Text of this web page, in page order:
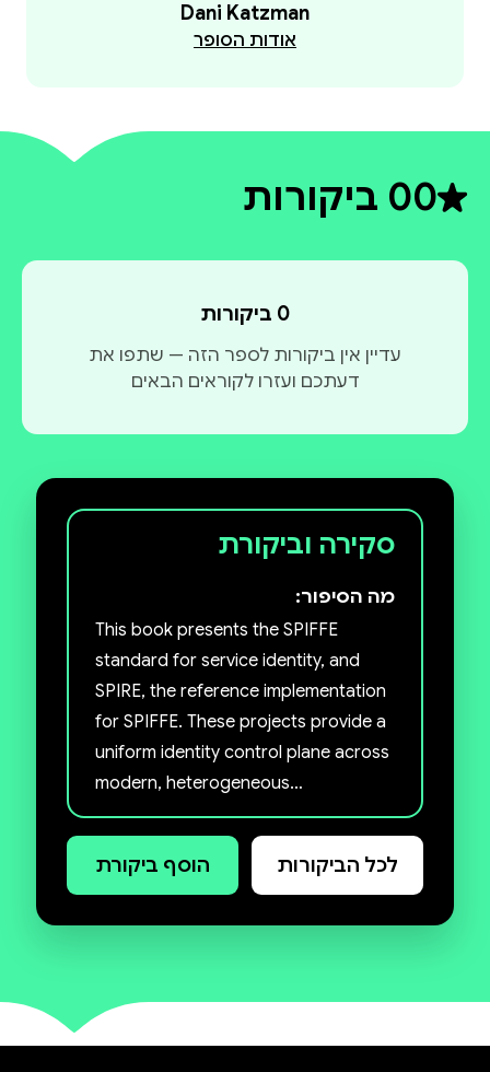
Dani Katzman
אודות הסופר
0דירוג ממוצע 0 מתוך 5
0 ביקורות
0 ביקורות
עדיין אין ביקורות לספר הזה — שתפו את
דעתכם ועזרו לקוראים הבאים
סקירה וביקורת
מה הסיפור:
This book presents the SPIFFE
standard for service identity, and
SPIRE, the reference implementation
for SPIFFE. These projects provide a
uniform identity control plane across
modern, heterogeneous
infrastructure. Both projects are
open source and are part of the
Cloud Native Computing Foundation
technologies, their security models
לכל הביקורות הוסף ביקורת